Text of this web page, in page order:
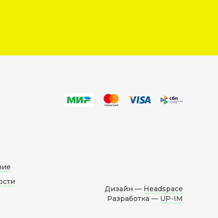
Дизайн — Headspace
Разработка — UP-IM